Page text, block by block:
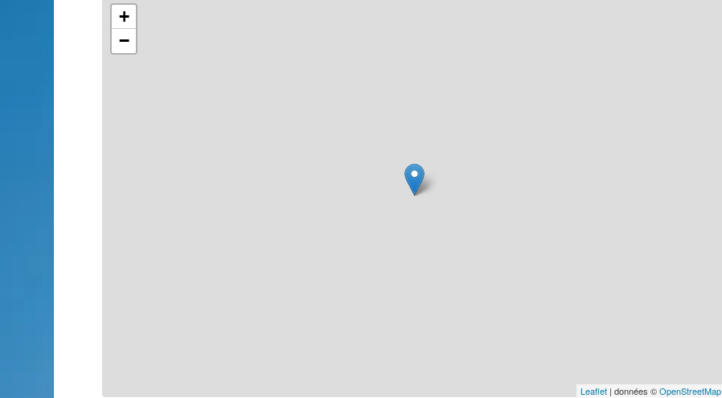
+
−
Leaflet | données ©OpenStreetMap